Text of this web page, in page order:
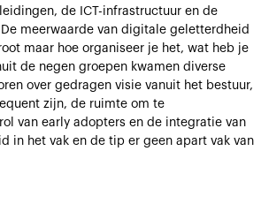
de ICT-infrastructuur en de
meerwaarde van digitale geletterdheid
maar hoe organiseer je het, wat heb je
de negen groepen kwamen diverse
over gedragen visie vanuit het bestuur,
zijn, de ruimte om te
van early adopters en de integratie van
in het vak en de tip er geen apart vak van